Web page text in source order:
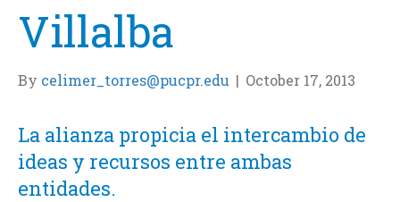
Villalba
By celimer_torres@pucpr.edu | October 17, 2013
La alianza propicia el intercambio de
ideas y recursos entre ambas
entidades.